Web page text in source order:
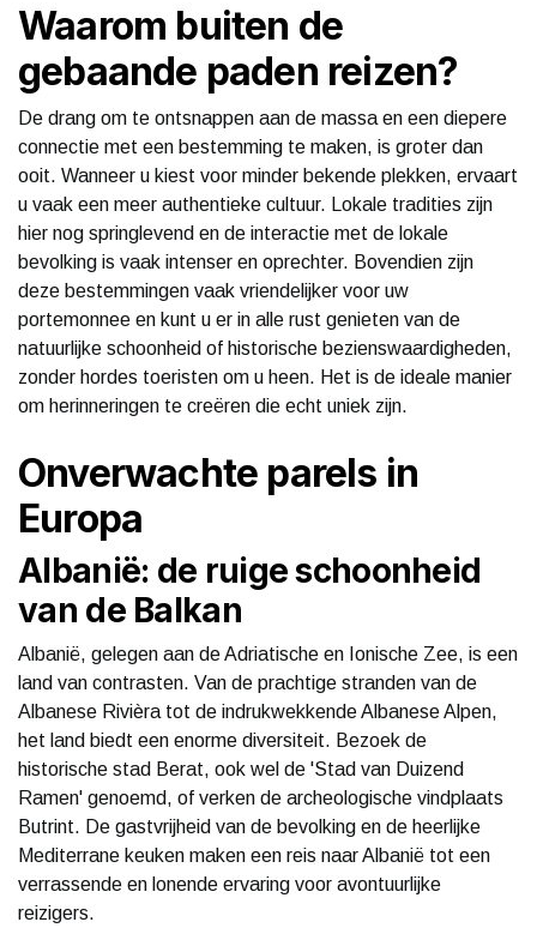
Waarom buiten de
gebaande paden reizen?
De drang om te ontsnappen aan de massa en een diepere
connectie met een bestemming te maken, is groter dan
ooit. Wanneer u kiest voor minder bekende plekken, ervaart
u vaak een meer authentieke cultuur. Lokale tradities zijn
hier nog springlevend en de interactie met de lokale
bevolking is vaak intenser en oprechter. Bovendien zijn
deze bestemmingen vaak vriendelijker voor uw
portemonnee en kunt u er in alle rust genieten van de
natuurlijke schoonheid of historische bezienswaardigheden,
zonder hordes toeristen om u heen. Het is de ideale manier
om herinneringen te creëren die echt uniek zijn.
Onverwachte parels in
Europa
Albanië: de ruige schoonheid
van de Balkan
Albanië, gelegen aan de Adriatische en Ionische Zee, is een
land van contrasten. Van de prachtige stranden van de
Albanese Rivièra tot de indrukwekkende Albanese Alpen,
het land biedt een enorme diversiteit. Bezoek de
historische stad Berat, ook wel de 'Stad van Duizend
Ramen' genoemd, of verken de archeologische vindplaats
Butrint. De gastvrijheid van de bevolking en de heerlijke
Mediterrane keuken maken een reis naar Albanië tot een
verrassende en lonende ervaring voor avontuurlijke
reizigers.